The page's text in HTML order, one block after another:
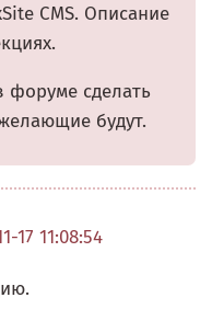
CMS. Описание
форуме сделать
будут.
17 11:08:54